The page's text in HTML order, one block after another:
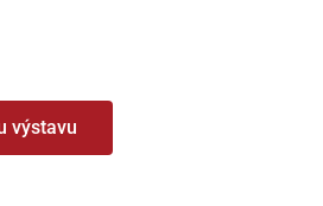
výstavu